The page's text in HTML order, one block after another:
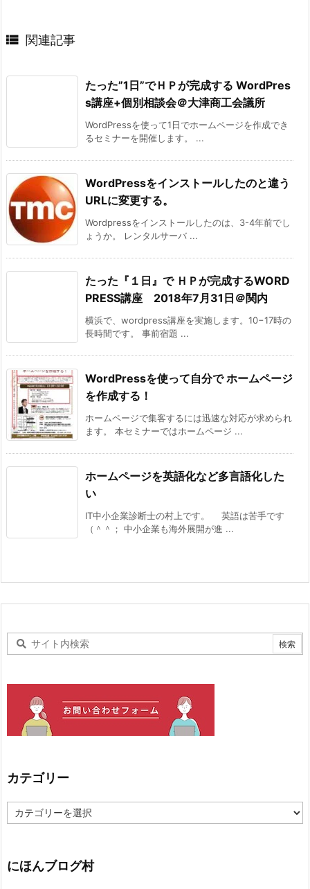
 関連記事
たった”1日”でＨＰが完成する WordPres
s講座+個別相談会＠大津商工会議所
WordPressを使って1日でホームページを作成でき
るセミナーを開催します。 ...
WordPressをインストールしたのと違う
URLに変更する。
Wordpressをインストールしたのは、3-4年前でし
ょうか。 レンタルサーバ ...
たった『１日』で ＨＰが完成するWORD
PRESS講座 2018年7月31日＠関内
横浜で、wordpress講座を実施します。10−17時の
長時間です。 事前宿題 ...
WordPressを使って自分で ホームページ
を作成する！
ホームページで集客するには迅速な対応が求められ
ます。 本セミナーではホームページ ...
ホームページを英語化など多言語化した
い
IT中小企業診断士の村上です。 英語は苦手です
（＾＾； 中小企業も海外展開が進 ...
カテゴリー
テ
ー
にほんブログ村